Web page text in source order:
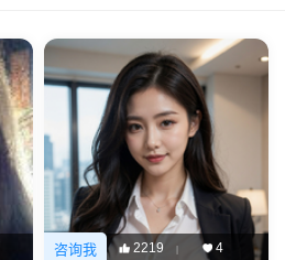
咨询我 2219 | 4